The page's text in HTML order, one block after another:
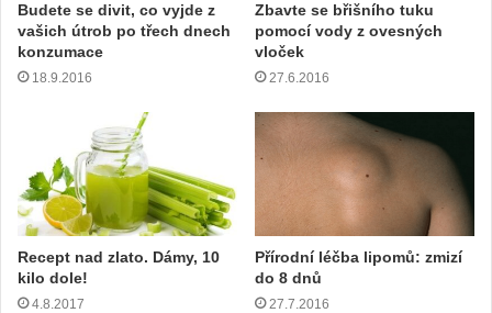
a
i
l
o
d
r
s
Budete se divit, co vyjde z
vašich útrob po třech dnech
konzumace
18.9.2016
Zbavte se břišního tuku
pomocí vody z ovesných
vloček
27.6.2016
Recept nad zlato. Dámy, 10
kilo dole!
4.8.2017
Přírodní léčba lipomů: zmizí
do 8 dnů
27.7.2016